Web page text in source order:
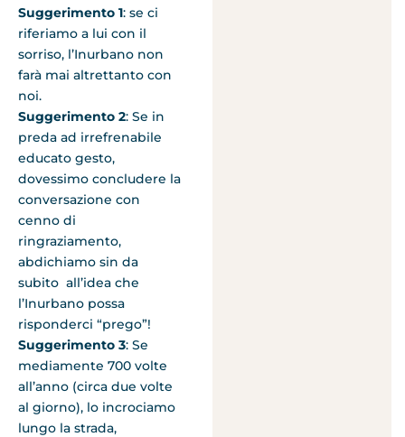
Suggerimento 1: se ci
riferiamo a lui con il
sorriso, l’Inurbano non
farà mai altrettanto con
noi.
Suggerimento 2: Se in
preda ad irrefrenabile
educato gesto,
dovessimo concludere la
conversazione con
cenno di
ringraziamento,
abdichiamo sin da
subito all’idea che
l’Inurbano possa
risponderci “prego”!
Suggerimento 3: Se
mediamente 700 volte
all’anno (circa due volte
al giorno), lo incrociamo
lungo la strada,